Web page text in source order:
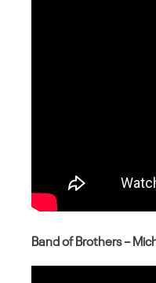
Band of Brothers –